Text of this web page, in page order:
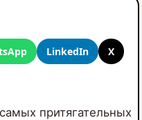
LinkedIn
X
притягательных